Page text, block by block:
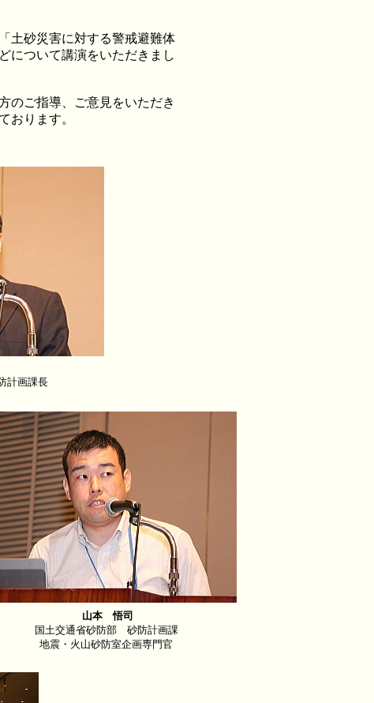
砂災害に対する警戒避難体
について講演をいただきまし
ご指導、ご意見をいただき
おります。
計画課長
山本 悟司
国土交通省砂防部 砂防計画課
地震・火山砂防室企画専門官